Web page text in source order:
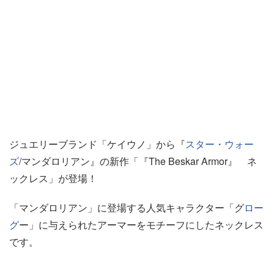
ジュエリーブランド「ケイウノ」から『スター・ウォー
ズ/マンダロリアン』の新作「『The Beskar Armor』 ネ
ックレス」が登場！
「マンダロリアン」に登場する人気キャラクター「グロー
グー」に与えられたアーマーをモチーフにしたネックレス
です。